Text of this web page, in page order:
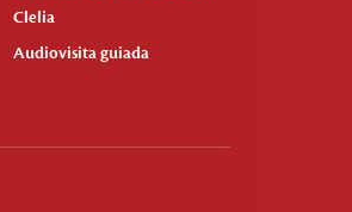
Clelia
Audiovisita guiada